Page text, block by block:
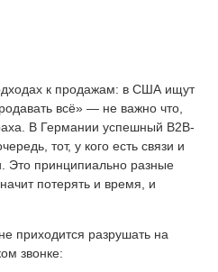
к продажам: в США ищут
всё» — не важно что,
В Германии успешный B2B-
тот, у кого есть связи и
Это принципиально разные
потерять и время, и
приходится разрушать на
звонке: